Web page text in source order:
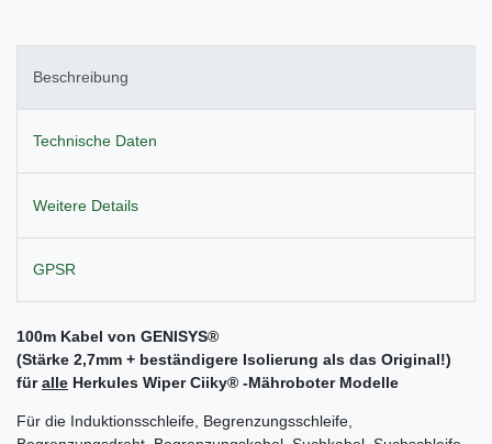
Beschreibung
Technische Daten
Weitere Details
GPSR
100m Kabel von GENISYS®
(Stärke 2,7mm + beständigere Isolierung als das Original!)
füralle Herkules Wiper Ciiky® -Mähroboter Modelle
Für die Induktionsschleife, Begrenzungsschleife,